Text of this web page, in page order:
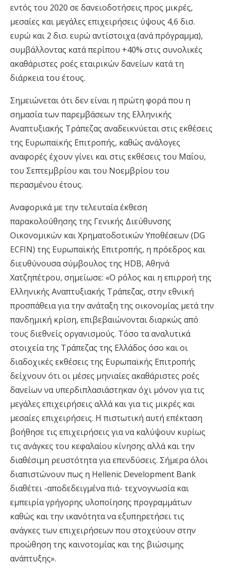
εντός του 2020 σε δανειοδοτήσεις προς μικρές,
μεσαίες και μεγάλες επιχειρήσεις ύψους 4,6 δισ.
ευρώ και 2 δισ. ευρώ αντίστοιχα(ανά πρόγραμμα),
συμβάλλοντας κατά περίπου +40% στις συνολικές
ακαθάριστες ροές εταιρικών δανείων κατά τη
διάρκεια του έτους.
Σημειώνεται ότι δεν είναι η πρώτη φορά που η
σημασία των παρεμβάσεων της Ελληνικής
Αναπτυξιακής Τράπεζας αναδεικνύεται στις εκθέσεις
της Ευρωπαϊκής Επιτροπής, καθώς ανάλογες
αναφορές έχουν γίνει και στις εκθέσεις του Μαΐου,
του Σεπτεμβρίου και του Νοεμβρίου του
περασμένου έτους.
Αναφορικά με την τελευταία έκθεση
παρακολούθησης της Γενικής Διεύθυνσης
Οικονομικών και Χρηματοδοτικών Υποθέσεων (DG
ECFIN) της Ευρωπαϊκής Επιτροπής, η πρόεδρος και
διευθύνουσα σύμβουλος της HDB, Αθηνά
Χατζηπέτρου, σημείωσε: «Ο ρόλος και η επιρροή της
Ελληνικής Αναπτυξιακής Τράπεζας, στην εθνική
προσπάθεια για την ανάταξη της οικονομίας μετά την
πανδημική κρίση, επιβεβαιώνονται διαρκώς από
τους διεθνείς οργανισμούς. Τόσο τα αναλυτικά
στοιχεία της Τράπεζας της Ελλάδος όσο και οι
διαδοχικές εκθέσεις της Ευρωπαϊκής Επιτροπής
δείχνουν ότι οι μέσες μηνιαίες ακαθάριστες ροές
δανείων να υπερδιπλασιάστηκαν όχι μόνον για τις
μεγάλες επιχειρήσεις αλλά και για τις μικρές και
μεσαίες επιχειρήσεις. Η πιστωτική αυτή επέκταση
βοήθησε τις επιχειρήσεις για να καλύψουν κυρίως
τις ανάγκες του κεφαλαίου κίνησης αλλά και την
διαθέσιμη ρευστότητα για επενδύσεις. Σήμερα όλοι
διαπιστώνουν πως η Hellenic Development Bank
διαθέτει -αποδεδειγμένα πιά- τεχνογνωσία και
εμπειρία γρήγορης υλοποίησης προγραμμάτων
καθώς και την ικανότητα να εξυπηρετήσει τις
ανάγκες των επιχειρήσεων που στοχεύουν στην
προώθηση της καινοτομίας και της βιώσιμης
ανάπτυξης».